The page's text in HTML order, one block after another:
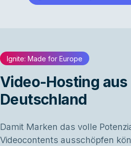
Ignite: Made for Europe
Video-Hosting aus
Deutschland
Damit Marken das volle
Videocontents ausschöpfen